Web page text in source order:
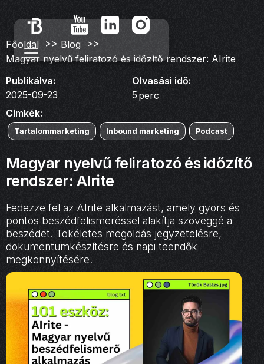
Főoldal >> Blog >>
Magyar nyelvű feliratozó és időzítő rendszer: AIrite
Publikálva:
2025-09-23
Olvasási idő:
5 perc
Címkék:
Tartalommarketing Inbound marketing Podcast
Magyar nyelvű feliratozó és időzítő
rendszer: AIrite
Fedezze fel az AIrite alkalmazást, amely gyors és
pontos beszédfelismeréssel alakítja szöveggé a
beszédet. Tökéletes megoldás jegyzetelésre,
dokumentumkészítésre és napi teendők
megkönnyítésére.